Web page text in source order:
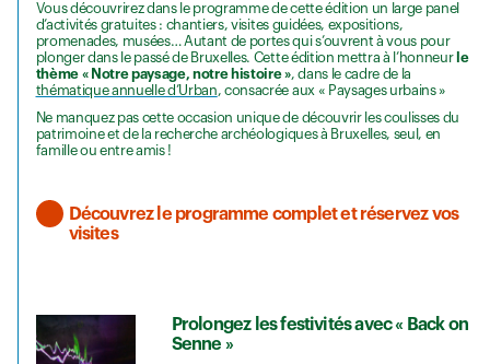
Vous découvrirez dans le programme de cette édition un large panel
d’activités gratuites : chantiers, visites guidées, expositions,
promenades, musées… Autant de portes qui s’ouvrent à vous pour
plonger dans le passé de Bruxelles. Cette édition mettra à l’honneur le
thème « Notre paysage, notre histoire », dans le cadre de la
thématique annuelle d’Urban, consacrée aux « Paysages urbains »
Ne manquez pas cette occasion unique de découvrir les coulisses du
patrimoine et de la recherche archéologiques à Bruxelles, seul, en
famille ou entre amis !
Découvrez le programme complet et réservez vos
visites
Prolongez les festivités avec « Back on
Senne »